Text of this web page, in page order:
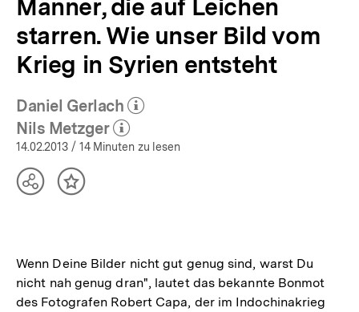
Männer, die auf Leichen
starren. Wie unser Bild vom
Krieg in Syrien entsteht
Daniel Gerlach
(Mehr zum Autor)
öffnen
Nils Metzger
(Mehr zum Autor)
öffnen
14.02.2013 / 14 Minuten zu lesen
TeilenInhalt
Wenn Deine Bilder nicht gut genug sind, warst Du
nicht nah genug dran", lautet das bekannte Bonmot
des Fotografen Robert Capa, der im Indochinakrieg